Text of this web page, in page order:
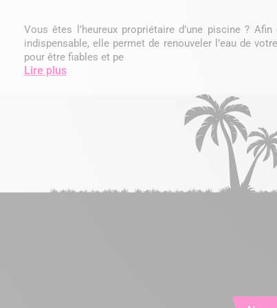
Vous êtes l’heureux propriétaire d’une piscine ?
indispensable, elle permet de renouveler l’eau de
pour être fiables et pe
Lire plus